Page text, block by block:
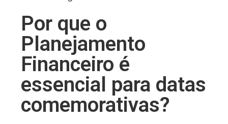
Por que o
Planejamento
Financeiro é
essencial para datas
comemorativas?